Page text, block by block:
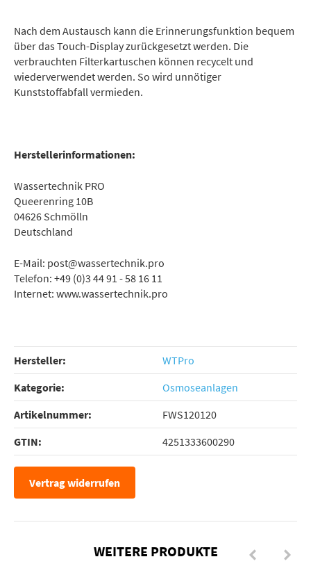
Nach dem Austausch kann die Erinnerungsfunktion bequem
über das Touch-Display zurückgesetzt werden. Die
verbrauchten Filterkartuschen können recycelt und
wiederverwendet werden. So wird unnötiger
Kunststoffabfall vermieden.
Herstellerinformationen:
Wassertechnik PRO
Queerenring 10B
04626 Schmölln
Deutschland
E-Mail: post@wassertechnik.pro
Telefon: +49 (0)3 44 91 - 58 16 11
Internet: www.wassertechnik.pro
Hersteller:
WTPro
Kategorie:
Osmoseanlagen
Artikelnummer:
FWS120120
GTIN:
4251333600290
Vertrag widerrufen
WEITERE PRODUKTE